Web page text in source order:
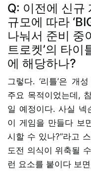
Q: 이전에 신규
규모에 따라
나눠서 준비 중
트로켓’의 타이
에 해당하나?
그렇다. ‘리틀’은 개
주요 목적이었는데,
일 예정이다. 사실 넥
이 게임을 만들다 보
시할 수 있나?”라고
도전 의식이 위축될
런 요소를 붙이다 보